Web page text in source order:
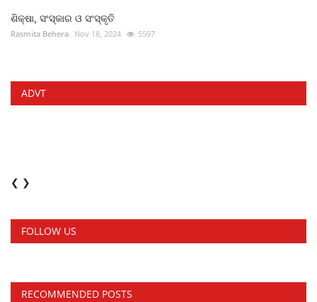
ଶିକ୍ଷା, ସଂସ୍କାର ଓ ସଂସ୍କୃତି
Rasmita Behera Nov 18, 2024 5597
ADVT
❮ ❯
FOLLOW US
RECOMMENDED POSTS